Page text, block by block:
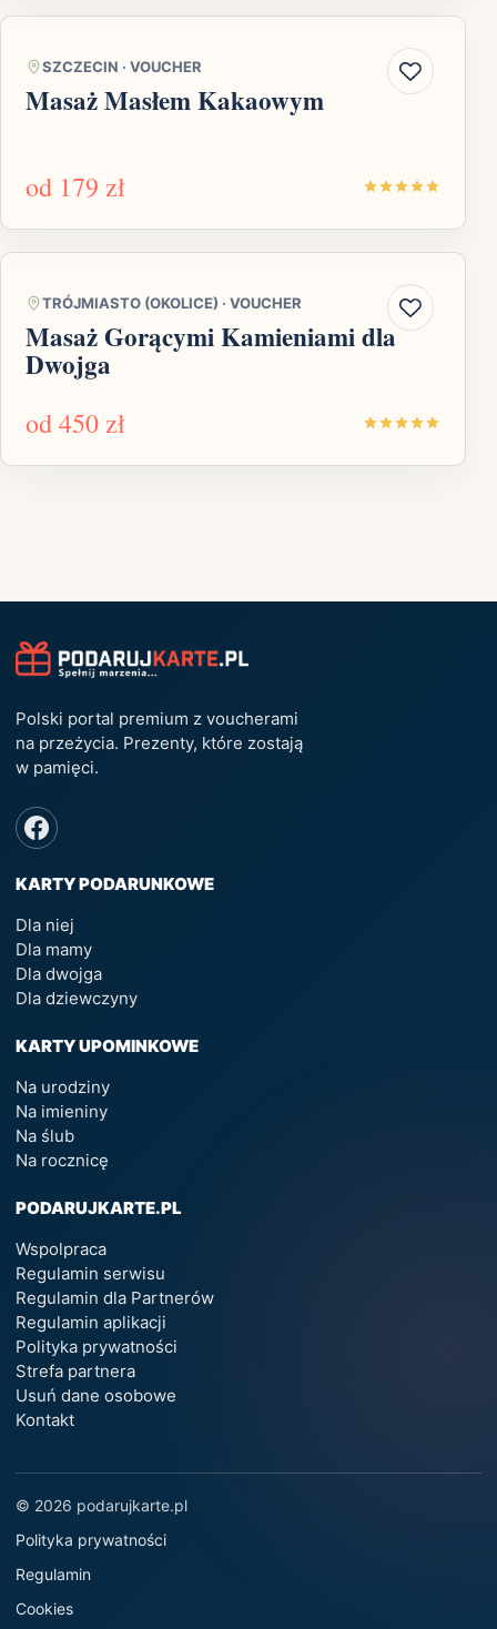
SZCZECIN · VOUCHER
Masaż Masłem Kakaowym
od 179 zł
TRÓJMIASTO (OKOLICE) · VOUCHER
Masaż Gorącymi Kamieniami dla
Dwojga
od450 zł
Polski portal premium z voucherami
na przeżycia. Prezenty, które zostają
w pamięci.
KARTY PODARUNKOWE
Dla niej
Dla mamy
Dla dwojga
Dla dziewczyny
KARTY UPOMINKOWE
Na urodziny
Na imieniny
Na ślub
Na rocznicę
PODARUJKARTE.PL
Wspolpraca
Regulamin serwisu
Regulamin dla Partnerów
Regulamin aplikacji
Polityka prywatności
Strefa partnera
Usuń dane osobowe
Kontakt
© 2026 podarujkarte.pl
Polityka prywatności
Regulamin
Cookies